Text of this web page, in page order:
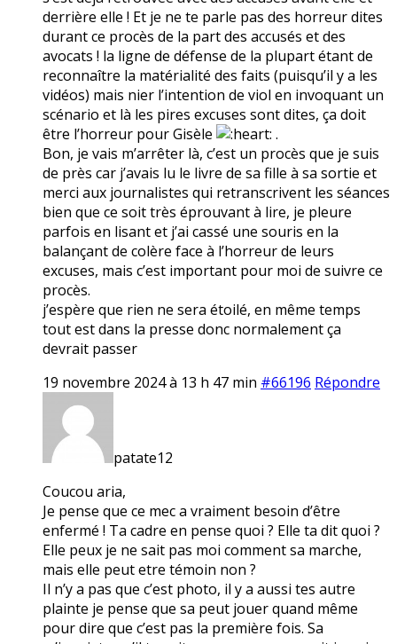
derrière elle ! Et je ne te parle pas des horreur dites
durant ce procès de la part des accusés et des
avocats ! la ligne de défense de la plupart étant de
reconnaître la matérialité des faits (puisqu’il y a les
vidéos) mais nier l’intention de viol en invoquant un
scénario et là les pires excuses sont dites, ça doit
être l’horreur pour Gisèle
.
Bon, je vais m’arrêter là, c’est un procès que je suis
de près car j’avais lu le livre de sa fille à sa sortie et
merci aux journalistes qui retranscrivent les séances
bien que ce soit très éprouvant à lire, je pleure
parfois en lisant et j’ai cassé une souris en la
balançant de colère face à l’horreur de leurs
excuses, mais c’est important pour moi de suivre ce
procès.
j’espère que rien ne sera étoilé, en même temps
tout est dans la presse donc normalement ça
devrait passer
19 novembre 2024 à 13 h 47 min #66196 Répondre
patate12
Coucou aria,
Je pense que ce mec a vraiment besoin d’être
enfermé ! Ta cadre en pense quoi ? Elle ta dit quoi ?
Elle peux je ne sait pas moi comment sa marche,
mais elle peut etre témoin non ?
Il n’y a pas que c’est photo, il y a aussi tes autre
plainte je pense que sa peut jouer quand même
pour dire que c’est pas la première fois. Sa